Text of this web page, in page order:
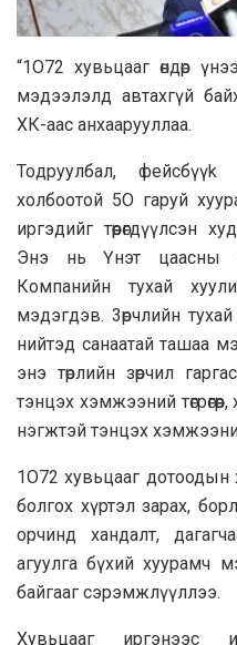
“1O72 хувьцааг өндөр
мэдээлэлд aвтaxгүй
ХК-aac анxaapyyллaa.
Toдруулбал,
холбоотой 5O гаруй
иргэдийг
Энэ нь Үнэт цaacны
Компaнийн тухай
мэдэгдэв. 3өрчлийн
нийтэд санаатай ташаа
энэ төрлийн зөрчил
тэнцэх хэмжээний
нэгжтэй тэнцэх хэмжээний
1O72 хувьцaaг дотоодын
болгох хүртэл зapax,
орчинд хандалт,
aгyyлгa бүхий xyypaмч
байгааг сэрэмжлүүллээ.
Хувьцaaг иргэнээс